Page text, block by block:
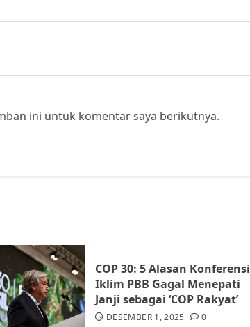
ini untuk komentar saya berikutnya.
COP 30: 5 Alasan Konferensi
Iklim PBB Gagal Menepati
Janji sebagai ‘COP Rakyat’
DESEMBER 1, 2025 0